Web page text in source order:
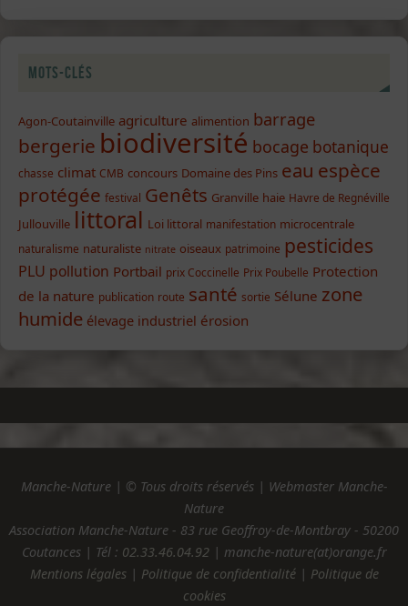
Mots-clés
Agon-Coutainville agriculture alimention barrage
bergerie biodiversité bocage botanique
chasse climat CMB concours Domaine des Pins eau espèce
protégée festival Genêts Granville haie Havre de Regnéville
Jullouville littoral Loi littoral manifestation microcentrale
naturalisme naturaliste nitrate oiseaux patrimoine pesticides
PLU pollution Portbail prix Coccinelle Prix Poubelle Protection
de la nature publication route santé sortie Sélune zone
humide élevage industriel érosion
Manche-Nature | © Tous droits réservés | Webmaster Manche-
Nature
Association Manche-Nature - 83 rue Geoffroy-de-Montbray - 50200
Coutances | Tél : 02.33.46.04.92| manche-nature(at)orange.fr
Mentions légales| Politique de confidentialité| Politique de
cookies